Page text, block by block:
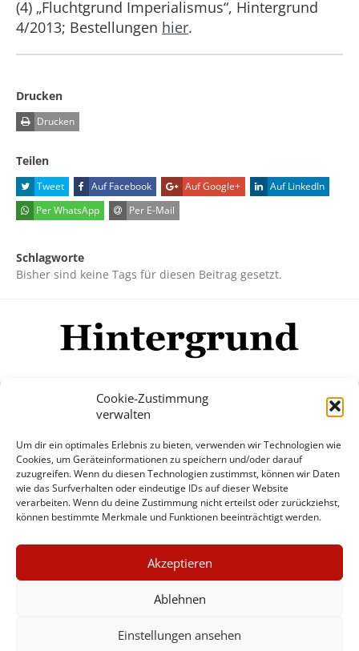
Cookie-Zustimmung
verwalten
Um dir ein optimales Erlebnis zu bieten, verwenden wir Technologien wie
Cookies, um Geräteinformationen zu speichern und/oder darauf
zuzugreifen. Wenn du diesen Technologien zustimmst, können wir Daten
wie das Surfverhalten oder eindeutige IDs auf dieser Website
verarbeiten. Wenn du deine Zustimmung nicht erteilst oder zurückziehst,
können bestimmte Merkmale und Funktionen beeinträchtigt werden.
Akzeptieren
Ablehnen
Einstellungen ansehen
(4) „Fluchtgrund Imperialismus“, Hintergrund
4/2013; Bestellungen hier.
Drucken
Drucken
Teilen
Tweet Auf Facebook Auf Google+
Auf LinkedIn
Per WhatsApp
Per E-Mail
Schlagworte
Bisher sind keine Tags für diesen Beitrag gesetzt.
Mehr
© Copyright Hintergrund.de, 2015 - 2026
Zum Newsletter jetzt kostenlos
anmelden
erscheint ca. alle 4 Wochen
×